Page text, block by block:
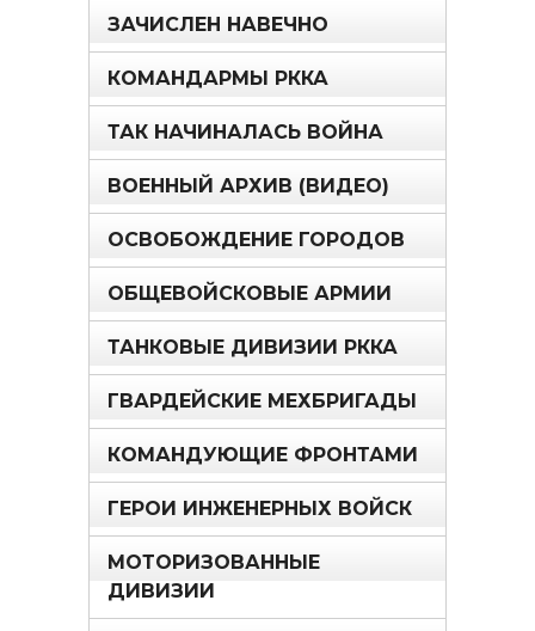
ЗАЧИСЛЕН НАВЕЧНО
КОМАНДАРМЫ РККА
ТАК НАЧИНАЛАСЬ ВОЙНА
ВОЕННЫЙ АРХИВ (ВИДЕО)
ОСВОБОЖДЕНИЕ ГОРОДОВ
ОБЩЕВОЙСКОВЫЕ АРМИИ
ТАНКОВЫЕ ДИВИЗИИ РККА
ГВАРДЕЙСКИЕ МЕХБРИГАДЫ
КОМАНДУЮЩИЕ ФРОНТАМИ
ГЕРОИ ИНЖЕНЕРНЫХ ВОЙСК
МОТОРИЗОВАННЫЕ
ДИВИЗИИ